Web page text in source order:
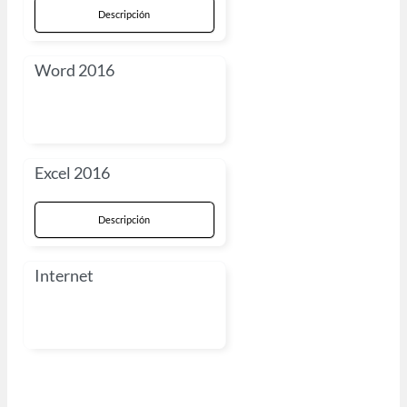
Descripción
Word 2016
Excel 2016
Descripción
Internet